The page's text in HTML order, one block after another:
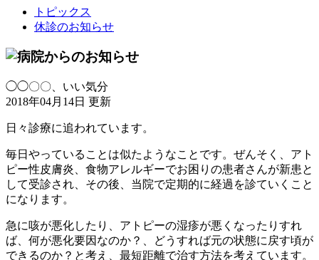
トピックス
休診のお知らせ
◯◯〇〇、いい気分
2018年04月14日 更新
日々診療に追われています。
毎日やっていることは似たようなことです。ぜんそく、アト
ピー性皮膚炎、食物アレルギーでお困りの患者さんが新患と
して受診され、その後、当院で定期的に経過を診ていくこと
になります。
急に咳が悪化したり、アトピーの湿疹が悪くなったりすれ
ば、何が悪化要因なのか？、どうすれば元の状態に戻す頃が
できるのか？と考え、最短距離で治す方法を考えています。